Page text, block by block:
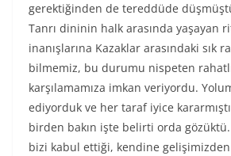
gerektiğinden de tereddüde
Tanrı dininin halk arasında yaşayan
inanışlarına Kazaklar arasındaki sık
bilmemiz, bu durumu nispeten
karşılamamıza imkan veriyordu.
ediyorduk ve her taraf iyice
birden bakın işte belirti orda gözüktü.
bizi kabul ettiği, kendine